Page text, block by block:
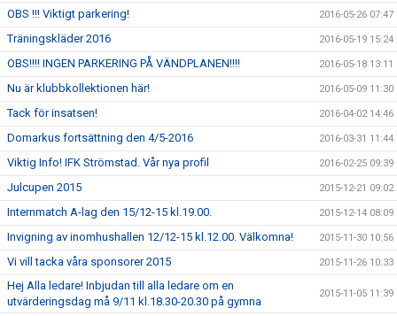
OBS !!! Viktigt parkering! 2016-05-26 07:47
Träningskläder 2016 2016-05-19 15:24
OBS!!!! INGEN PARKERING PÅ VÄNDPLANEN!!!! 2016-05-18 13:11
Nu är klubbkollektionen här! 2016-05-09 11:30
Tack för insatsen! 2016-04-02 14:46
Domarkus fortsättning den 4/5-2016 2016-03-31 11:44
Viktig Info! IFK Strömstad. Vår nya profil 2016-02-25 09:39
Julcupen 2015 2015-12-21 09:02
Internmatch A-lag den 15/12-15 kl.19.00. 2015-12-14 08:09
Invigning av inomhushallen 12/12-15 kl.12.00. Välkomna! 2015-11-30 10:56
Vi vill tacka våra sponsorer 2015 2015-11-26 10:33
Hej Alla ledare! Inbjudan till alla ledare om en
utvärderingsdag må 9/11 kl.18.30-20.30 på gymna
2015-11-05 11:39